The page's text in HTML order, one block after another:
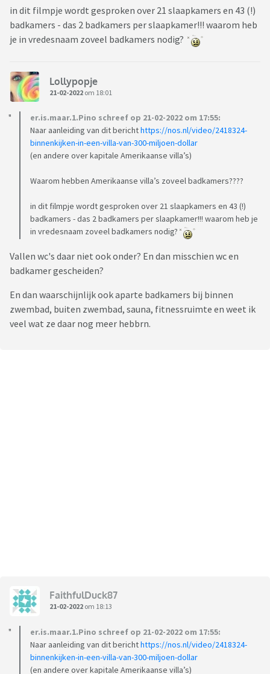
in dit filmpje wordt gesproken over 21 slaapkamers en 43 (!)
badkamers - das 2 badkamers per slaapkamer!!! waarom heb
je in vredesnaam zoveel badkamers nodig?
Lollypopje
21-02-2022 om 18:01
er.is.maar.1.Pino schreef op 21-02-2022 om 17:55:
Naar aanleiding van dit berichthttps://nos.nl/video/2418324-
binnenkijken-in-een-villa-van-300-miljoen-dollar
(en andere over kapitale Amerikaanse villa’s)
Waarom hebben Amerikaanse villa’s zoveel badkamers????
in dit filmpje wordt gesproken over 21 slaapkamers en 43 (!)
badkamers - das 2 badkamers per slaapkamer!!! waarom heb je
in vredesnaam zoveel badkamers nodig?
Vallen wc's daar niet ook onder? En dan misschien wc en
badkamer gescheiden?
En dan waarschijnlijk ook aparte badkamers bij binnen
zwembad, buiten zwembad, sauna, fitnessruimte en weet ik
veel wat ze daar nog meer hebbrn.
FaithfulDuck87
21-02-2022 om 18:13
er.is.maar.1.Pino schreef op 21-02-2022 om 17:55:
Naar aanleiding van dit berichthttps://nos.nl/video/2418324-
binnenkijken-in-een-villa-van-300-miljoen-dollar
(en andere over kapitale Amerikaanse villa’s)